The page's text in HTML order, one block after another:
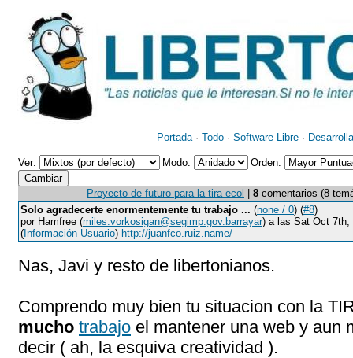
Portada· Todo· Software Libre·
Ver: Modo: Orden:
Proyecto de futuro para la tira ecol 8 comentarios (8
Solo agradecerte enormentemente tu trabajo ... (none / 0) (#8)
por Hamfree (miles.vorkosigan@segimp.gov.barrayar) a las Sat Oct 7th,
( Información Usuario) http://juanfco.ruiz.name/
Nas, Javi y resto de libertonianos.
Comprendo muy bien tu situacion con la
mucho trabajo el mantener una web y aun
decir ( ah, la esquiva creatividad ).